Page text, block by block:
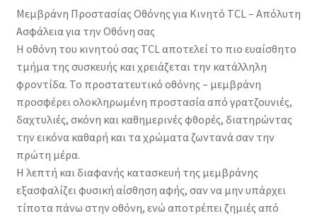
Μεμβράνη Προστασίας Οθόνης για Κινητό TCL – Απόλυτη
Ασφάλεια για την Οθόνη σας
Η οθόνη του κινητού σας TCL αποτελεί το πιο ευαίσθητο
τμήμα της συσκευής και χρειάζεται την κατάλληλη
φροντίδα. Το προστατευτικό οθόνης – μεμβράνη
προσφέρει ολοκληρωμένη προστασία από γρατζουνιές,
δαχτυλιές, σκόνη και καθημερινές φθορές, διατηρώντας
την εικόνα καθαρή και τα χρώματα ζωντανά σαν την
πρώτη μέρα.
Η λεπτή και διαφανής κατασκευή της μεμβράνης
εξασφαλίζει φυσική αίσθηση αφής, σαν να μην υπάρχει
τίποτα πάνω στην οθόνη, ενώ αποτρέπει ζημιές από